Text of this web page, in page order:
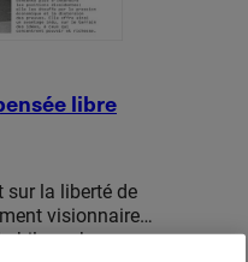
libre
sur la liberté de
visionnaire
philosophe